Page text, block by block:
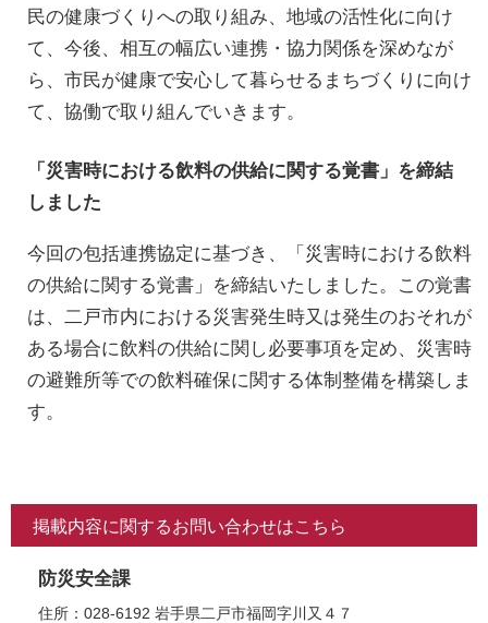
民の健康づくりへの取り組み、地域の活性化に向け
て、今後、相互の幅広い連携・協力関係を深めなが
ら、市民が健康で安心して暮らせるまちづくりに向け
て、協働で取り組んでいきます。
「災害時における飲料の供給に関する覚書」を締結
しました
今回の包括連携協定に基づき、「災害時における飲料
の供給に関する覚書」を締結いたしました。この覚書
は、二戸市内における災害発生時又は発生のおそれが
ある場合に飲料の供給に関し必要事項を定め、災害時
の避難所等での飲料確保に関する体制整備を構築しま
す。
掲載内容に関するお問い合わせはこちら
防災安全課
住所：028-6192 岩手県二戸市福岡字川又４７